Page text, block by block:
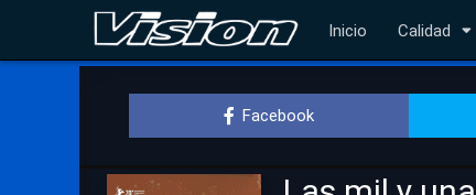
Inicio Calidad
Facebook